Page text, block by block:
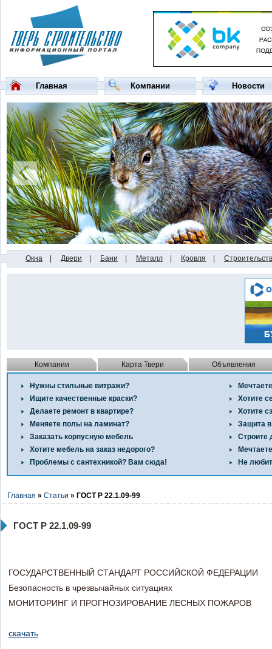
Главная Компании Новости
Окна Двери Бани Металл Кровля
Компании Карта Твери Объявления
Нужны стильные витражи?
Ищите качественные краски?
Делаете ремонт в квартире?
Меняете полы на ламинат?
Заказать корпусную мебель
Хотите мебель на заказ недорого?
Проблемы с сантехникой? Вам сюда!
Хотите
Хотите
Защита
Строите
Не
Главная » Статьи » ГОСТ Р 22.1.09-99
ГОСТ Р 22.1.09-99
ГОСУДАРСТВЕННЫЙ СТАНДАРТ РОССИЙСКОЙ ФЕДЕРАЦИИ
Безопасность в чрезвычайных ситуациях
МОНИТОРИНГ И ПРОГНОЗИРОВАНИЕ ЛЕСНЫХ ПОЖАРОВ
скачать